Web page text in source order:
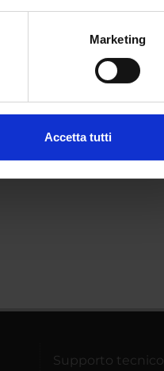
qualche metro,Marketing
Accetta tutti
Supporto tecnico